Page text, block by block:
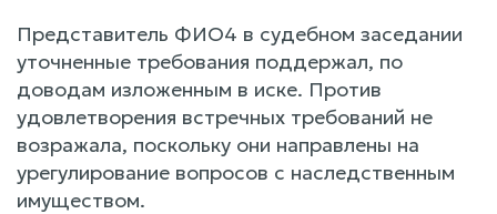
Представитель ФИО4 в судебном заседании
уточненные требования поддержал, по
доводам изложенным в иске. Против
удовлетворения встречных требований не
возражала, поскольку они направлены на
урегулирование вопросов с наследственным
имуществом.